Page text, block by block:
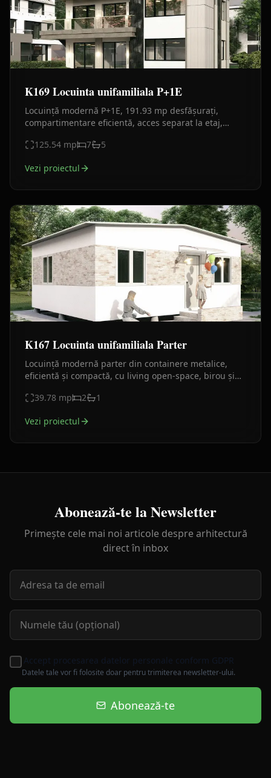
K169 Locuinta unifamiliala P+1E
Locuință modernă P+1E, 191.93 mp desfășurați,
compartimentare eficientă, acces separat la etaj,
125.54 mp 7 5
Vezi proiectul
K167 Locuinta unifamiliala Parter
Locuință modernă parter din containere metalice,
eficientă și compactă, cu living open-space, birou și
39.78 mp 2 1
Vezi proiectul
Abonează-te la Newsletter
Primește cele mai noi articole despre arhitectură
direct în inbox
Accept procesarea datelor personale conform GDPR
Datele tale vor fi folosite doar pentru trimiterea newsletter-ului.
Abonează-te